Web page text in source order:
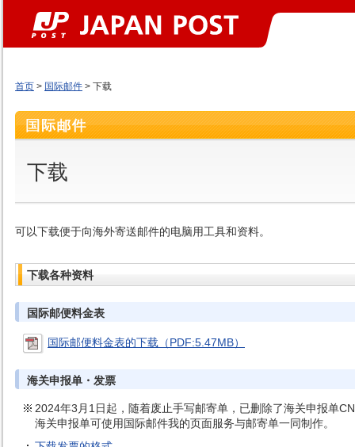
首页 > 国际邮件 > 下载
下载
可以下载便于向海外寄送邮件的电脑用工具和资料。
下载各种资料
国际邮便料金表
国际邮便料金表的下载（PDF:5.47MB）
海关申报单・发票
2024年3月1日起，随着废止手写邮寄单，已删除了海关申报单
海关申报单可使用国际邮件我的页面服务与邮寄单一同制作。